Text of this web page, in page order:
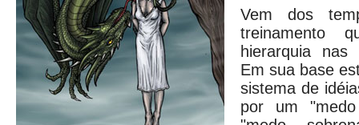
Vem dos
treinamento
hierarquia
Em sua base
sistema de
por um